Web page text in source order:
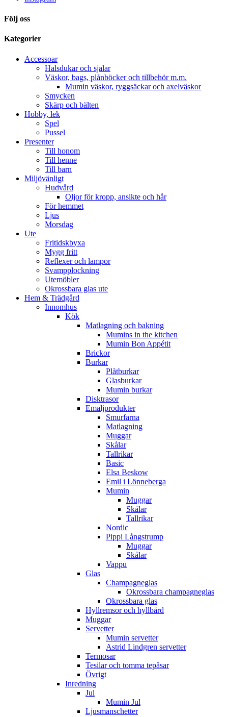
Följ oss
Kategorier
Accessoar
Halsdukar och sjalar
Väskor, bags, plånböcker och tillbehör m.m.
Mumin väskor, ryggsäckar och axelväskor
Smycken
Skärp och bälten
Hobby, lek
Spel
Pussel
Presenter
Till honom
Till henne
Till barn
Miljövänligt
Hudvård
Oljor för kropp, ansikte och hår
För hemmet
Ljus
Morsdag
Ute
Fritidskbyxa
Mygg fritt
Reflexer och lampor
Svampplockning
Utemöbler
Okrossbara glas ute
Hem & Trädgård
Innomhus
Kök
Matlagning och bakning
Mumins in the kitchen
Mumin Bon Appétit
Brickor
Burkar
Plåtburkar
Glasburkar
Mumin burkar
Disktrasor
Emaljprodukter
Smurfarna
Matlagning
Muggar
Skålar
Tallrikar
Basic
Elsa Beskow
Emil i Lönneberga
Mumin
Muggar
Skålar
Tallrikar
Nordic
Pippi Långstrump
Muggar
Skålar
Vappu
Glas
Champagneglas
Okrossbara champagneglas
Okrossbara glas
Hyllremsor och hyllbård
Muggar
Servetter
Mumin servetter
Astrid Lindgren servetter
Termosar
Tesilar och tomma tepåsar
Övrigt
Inredning
Jul
Mumin Jul
Ljusmanschetter